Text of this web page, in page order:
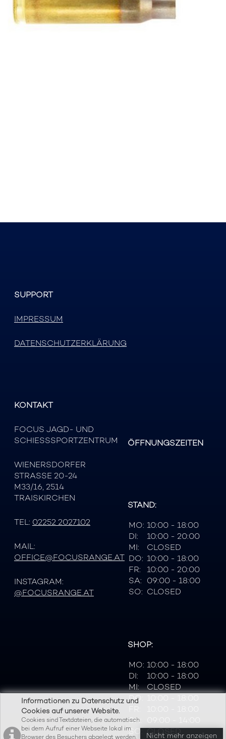
Informationen zu Datenschutz und
Cookies auf unserer Website.
Cookies sind Textdateien, die automatisch
bei dem Aufruf einer Webseite lokal im
Browser des Besuchers abgelegt werden.
Nicht mehr anzeigen
SUPPORT
IMPRESSUM
DATENSCHUTZERKLÄRUNG
KONTAKT
FOCUS JAGD- UND
SCHIESSSPORTZENTRUM
WIENERSDORFER
STRASSE 20-24
M33/16, 2514
TRAISKIRCHEN
TEL: 02252 2027102
MAIL:
OFFICE@FOCUSRANGE.AT
INSTAGRAM:
@FOCUSRANGE.AT
ÖFFNUNGSZEITEN
STAND:
MO: 10:00 - 18:00
DI:
10:00 - 20:00
MI:
CLOSED
DO: 10:00 - 18:00
FR:
10:00 - 20:00
SA: 09:00 - 18:00
SO: CLOSED
SHOP:
MO: 10:00 - 18:00
DI:
10:00 - 18:00
MI:
CLOSED
DO:
SA:
09:00 - 14:00
SO: CLOSED